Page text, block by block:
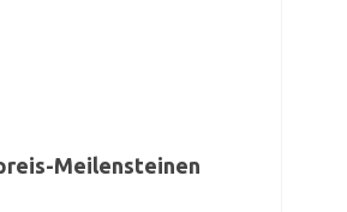
Meilensteinen